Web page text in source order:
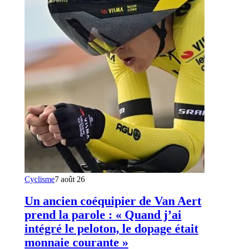
Cyclisme7 août 26
Un ancien coéquipier de Van Aert
prend la parole : « Quand j’ai
intégré le peloton, le dopage était
monnaie courante »